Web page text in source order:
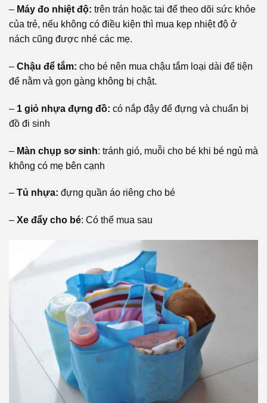
– Máy đo nhiệt độ: trên trán hoặc tai để theo dõi sức khỏe
của trẻ, nếu không có điều kiện thì mua kẹp nhiệt độ ở
nách cũng được nhé các mẹ.
– Chậu để tắm: cho bé nên mua chậu tắm loại dài để tiện
để nằm và gọn gàng không bị chật.
– 1 giỏ nhựa đựng đồ: có nắp đậy để đựng và chuẩn bị
đồ đi sinh
– Màn chụp sơ sinh: tránh gió, muỗi cho bé khi bé ngủ mà
không có mẹ bên cạnh
– Tủ nhựa: đựng quần áo riêng cho bé
– Xe đẩy cho bé: Có thể mua sau